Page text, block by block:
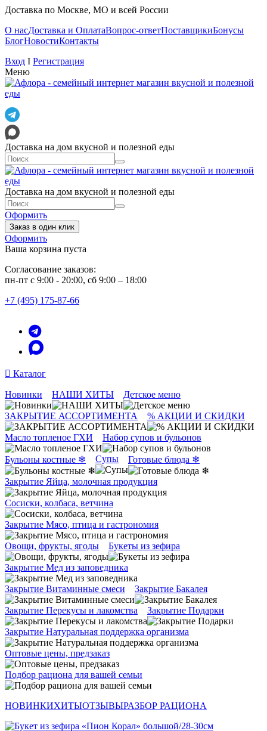
Доставка по Москве, МО и всей России
О насДоставка и ОплатаВопрос-ответПоставщикиБонусы
БлогНовостиКонтакты
Вход I Регистрация
Меню
Доставка на дом вкусной и полезной еды
Доставка на дом вкусной и полезной еды
Оформить
Заказ в один клик
Оформить
Ваша корзина пуста
Согласование заказов:
пн-пт с 9:00 - 20:00, сб 9:00 – 18:00
+7 (495) 175-87-66
Каталог
Новинки НАШИ ХИТЫ Детское меню
ЗАКРЫТИЕ АССОРТИМЕНТА % АКЦИИ И СКИДКИ
Масло топленое ГХИ Набор супов и бульонов
Бульоны костные ❄ Супы Готовые блюда ❄
Закрытие Яйца, молочная продукция
Сосиски, колбаса, ветчина
Закрытие Мясо, птица и гастрономия
Овощи, фрукты, ягоды Букеты из зефира
Закрытие Мед из заповедника
Закрытие Витаминные смеси Закрытие Бакалея
Закрытие Перекусы и лакомства Закрытие Подарки
Закрытие Натуральная поддержка организма
Оптовые цены, предзаказ
Подбор рациона для вашей семьи
НОВИНКИХИТЫОТЗЫВЫРАЗБОР РАЦИОНА